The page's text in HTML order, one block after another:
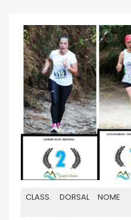
CLASS. DORSAL NOME